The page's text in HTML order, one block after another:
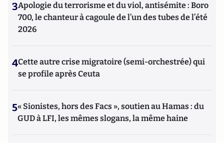
3Apologie du terrorisme et du viol, antisémite : Boro
700, le chanteur à cagoule de l’un des tubes de l’été
2026
4Cette autre crise migratoire (semi-orchestrée) qui
se profile après Ceuta
5« Sionistes, hors des Facs », soutien au Hamas : du
GUD à LFI, les mêmes slogans, la même haine